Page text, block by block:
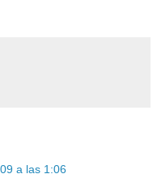
a las 1:06